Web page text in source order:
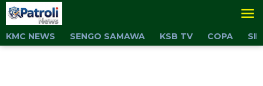
Lewati
ke
konten
KMC NEWS
SENGO SAMAWA KSB TV COPA